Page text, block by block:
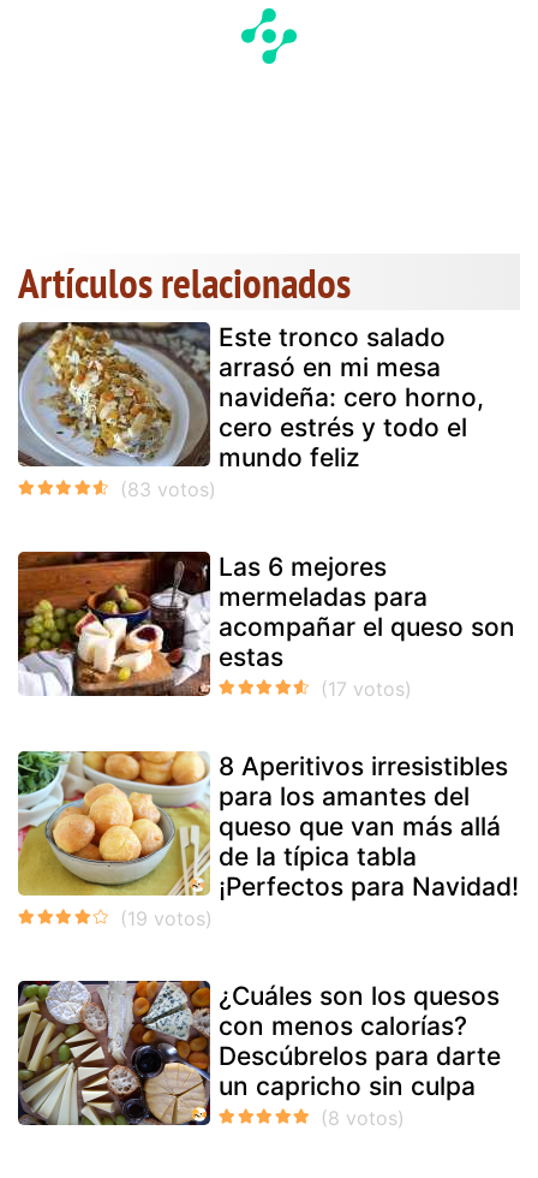
Artículos relacionados
Este tronco salado
arrasó en mi mesa
navideña: cero horno,
cero estrés y todo el
mundo feliz
Las 6 mejores
mermeladas para
acompañar el queso son
estas
8 Aperitivos irresistibles
para los amantes del
queso que van más allá
de la típica tabla
¡Perfectos para Navidad!
¿Cuáles son los quesos
con menos calorías?
Descúbrelos para darte
un capricho sin culpa